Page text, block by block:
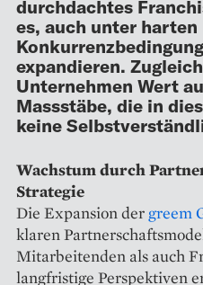
durchdachtes
es, auch unter harten
expandieren.
Unternehmen Wert
Massstäbe, die in
keine
Wachstum durch
Strategie
Die Expansion der greem
klaren
Mitarbeitenden als auch
langfristige Perspektiven